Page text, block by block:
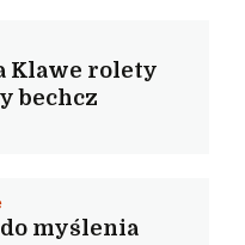
Klawe rolety
bechcz
myślenia